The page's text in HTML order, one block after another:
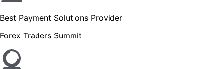
Best Payment Solutions Provider
Forex Traders Summit